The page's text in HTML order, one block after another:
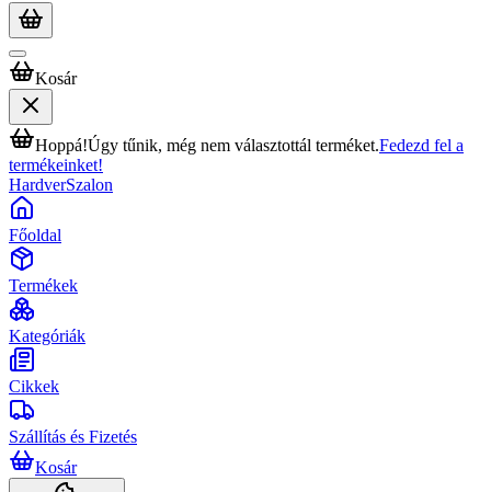
Kosár
Hoppá!Úgy tűnik, még nem választottál terméket.Fedezd fel a
termékeinket!
HardverSzalon
Főoldal
Termékek
Kategóriák
Cikkek
Szállítás és Fizetés
Kosár